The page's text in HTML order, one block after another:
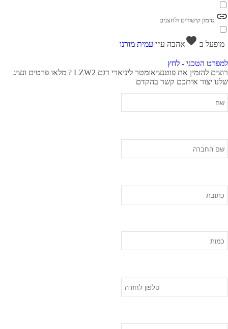
link סימון קישורים ולחצנים
מופעל ב favoriteאהבה ע״י עמית מורנו
למפרט הטכני - לחץ
רוצים להזמין את פוטנציאומטר ליניארי דגם LZW2 ?
מלאו פרטים ונציג
שלנו יצור איתכם קשר בהקדם